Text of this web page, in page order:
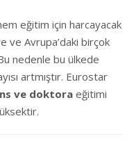
eğitim için harcayacak
ve Avrupa’daki birçok
nedenle bu ülkede
artmıştır. Eurostar
ve doktora eğitimi